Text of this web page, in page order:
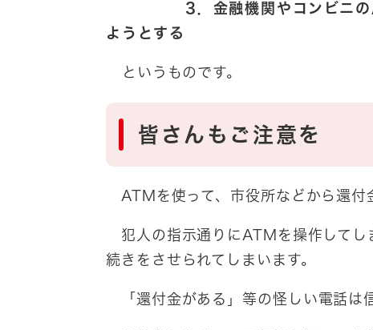
3．金融機関やコンビニのATM
ようとする
というものです。
皆さんもご注意を
ATMを使って、市役所などから還付
犯人の指示通りにATMを操作してし
続きをさせられてしまいます。
「還付金がある」等の怪しい電話は